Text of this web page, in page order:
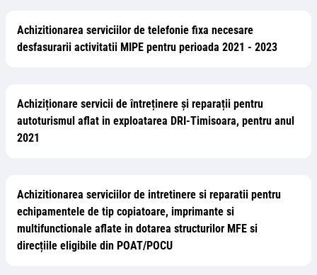
Achizitionarea serviciilor de telefonie fixa necesare
desfasurarii activitatii MIPE pentru perioada 2021 - 2023
Achiziționare servicii de întreținere și reparații pentru
autoturismul aflat in exploatarea DRI-Timisoara, pentru anul
2021
Achizitionarea serviciilor de intretinere si reparatii pentru
echipamentele de tip copiatoare, imprimante si
multifunctionale aflate in dotarea structurilor MFE si
direcțiile eligibile din POAT/POCU